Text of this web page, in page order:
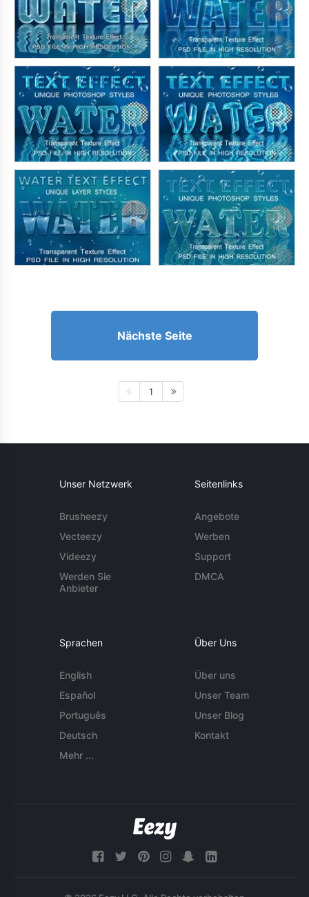
Nächste Seite
1
Unser Netzwerk
Brusheezy
Vecteezy
Videezy
Werden Sie
Anbieter
Seitenlinks
Angebote
Werben
Support
DMCA
Sprachen
English
Español
Português
Deutsch
Mehr ...
Über Uns
Über uns
Unser Team
Unser Blog
Kontakt